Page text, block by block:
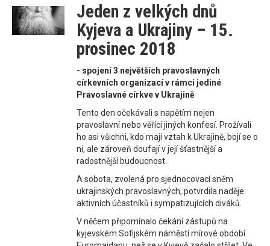
Jeden z velkých dnů
Kyjeva a Ukrajiny – 15.
prosinec 2018
- spojení 3 největších pravoslavných
církevních organizací v rámci jediné
Pravoslavné církve v Ukrajině
Tento den očekávali s napětím nejen
pravoslavní nebo věřící jiných konfesí. Prožívali
ho asi všichni, kdo mají vztah k Ukrajině, bojí se o
ni, ale zároveň doufají v její šťastnější a
radostnější budoucnost.
A sobota, zvolená pro sjednocovací sněm
ukrajinských pravoslavných, potvrdila naděje
aktivních účastníků i sympatizujících diváků.
V něčem připomínalo čekání zástupů na
kyjevském Sofijském náměstí mírové období